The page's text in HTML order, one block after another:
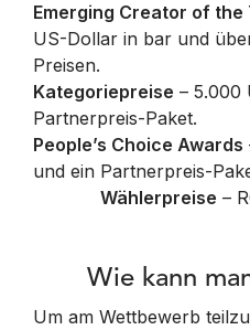
Emerging Creator of the
US-Dollar in bar und
Preisen.
Kategoriepreise – 5.000
Partnerpreis-Paket.
People’s Choice Awards
und ein Partnerpreis-
Wählerpreise –
Wie kann
Um am Wettbewerb